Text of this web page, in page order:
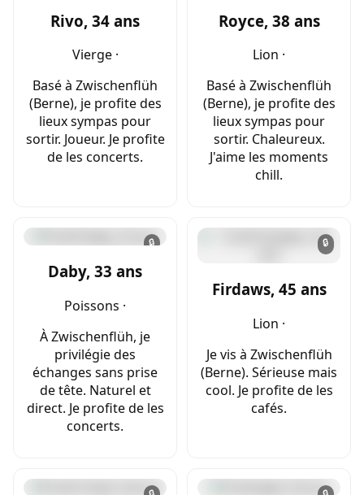
Rivo, 34 ans
Vierge ·
Basé à Zwischenflüh
(Berne), je profite des
lieux sympas pour
sortir. Joueur. Je profite
de les concerts.
Royce, 38 ans
Lion ·
Basé à Zwischenflüh
(Berne), je profite des
lieux sympas pour
sortir. Chaleureux.
J'aime les moments
chill.
🔒
Daby, 33 ans
Poissons ·
À Zwischenflüh, je
privilégie des
échanges sans prise
de tête. Naturel et
direct. Je profite de les
concerts.
🔒
Firdaws, 45 ans
Lion ·
Je vis à Zwischenflüh
(Berne). Sérieuse mais
cool. Je profite de les
cafés.